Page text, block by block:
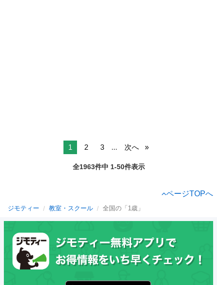
1 2 3 ... 次へ
全1963件中 1-50件表示
ページTOPへ
ジモティー 教室・スクール 全国の「1歳」